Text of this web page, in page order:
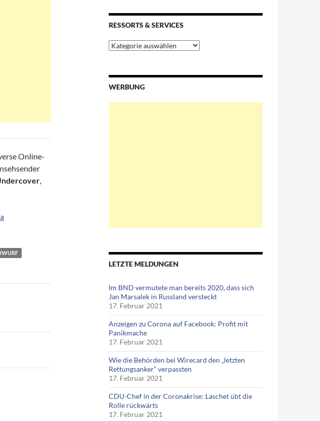
Online-
,
RESSORTS & SERVICES
Ressorts
&
WERBUNG
LETZTE MELDUNGEN
Im BND vermutete man bereits 2020, dass sich
Jan Marsalek in Russland versteckt
17. Februar 2021
Anzeigen zu Corona auf Facebook: Profit mit
Panikmache
17. Februar 2021
Wie die Behörden bei Wirecard den „letzten
Rettungsanker“ verpassten
17. Februar 2021
CDU-Chef in der Coronakrise: Laschet übt die
Rolle rückwärts
17. Februar 2021